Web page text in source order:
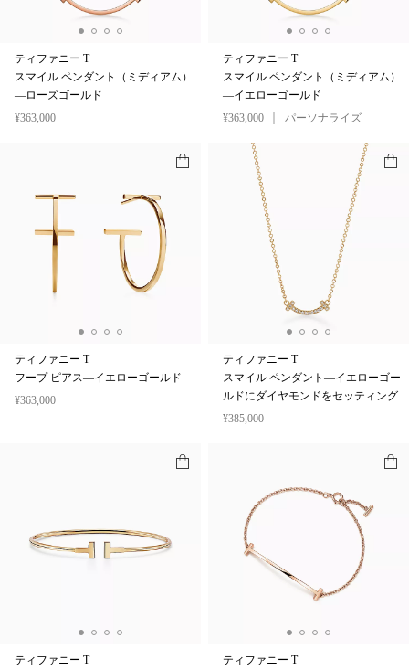
ティファニー T
スマイル ペンダント（ミディアム）
—ローズゴールド
¥363,000
ティファニー T
スマイル ペンダント（ミディアム）
—イエローゴールド
¥363,000
パーソナライズ
ティファニー T
フープ ピアス—イエローゴールド
¥363,000
ティファニー T
スマイル ペンダント—イエローゴー
ルドにダイヤモンドをセッティング
¥385,000
ティファニー T ティファニー T